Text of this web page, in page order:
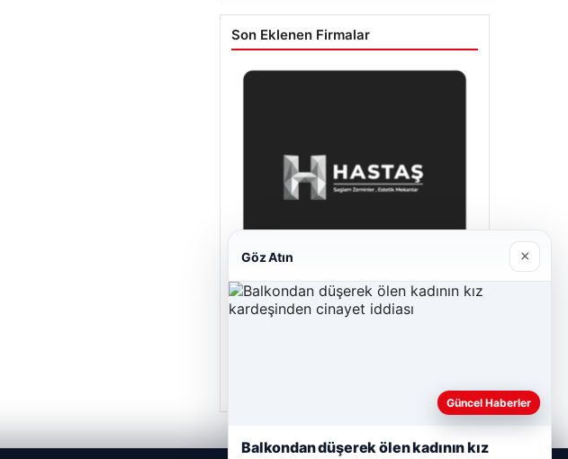
Son Eklenen Firmalar
Hastaş Beton
Göz Atın ×
Güncel Haberler
Balkondan düşerek ölen kadının kız